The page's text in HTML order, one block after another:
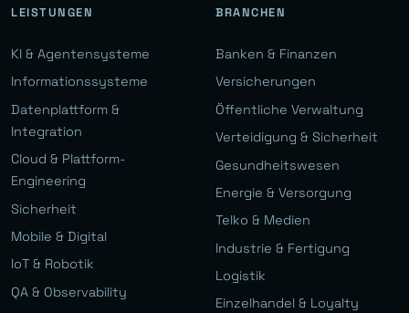
LEISTUNGEN
KI & Agentensysteme
Informationssysteme
Datenplattform &
Integration
Cloud & Plattform-
Engineering
Sicherheit
Mobile & Digital
IoT & Robotik
QA & Observability
BRANCHEN
Banken & Finanzen
Versicherungen
Öffentliche Verwaltung
Verteidigung & Sicherheit
Gesundheitswesen
Energie & Versorgung
Telko & Medien
Industrie & Fertigung
Logistik
Einzelhandel & Loyalty